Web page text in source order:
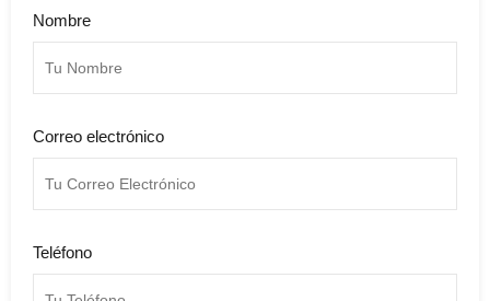
Nombre
Correo electrónico
Teléfono